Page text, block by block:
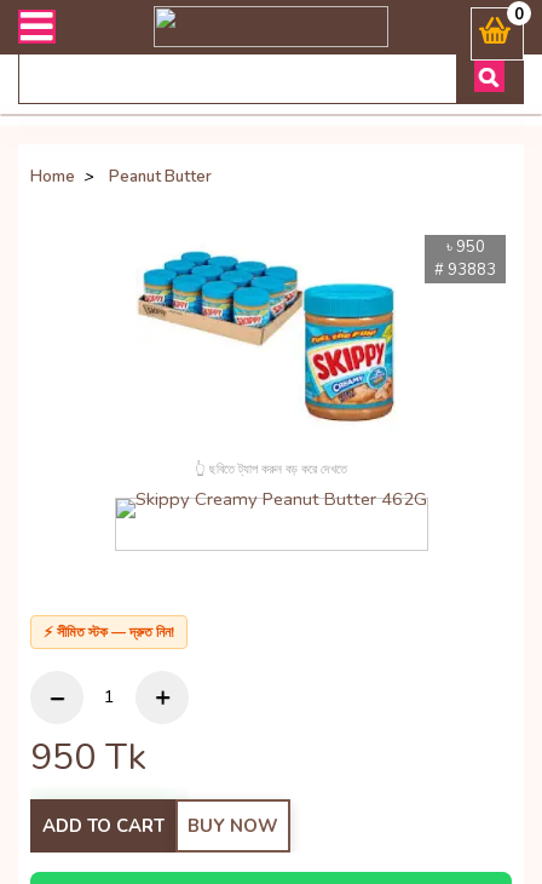
সংক্রান্ত যেকোনো জিজ্ঞাসায় কল করুনঃ ( Whatsapp ) 0
Home > Peanut Butter
৳ 950
# 93883
👆 ছবিতে ট্যাপ করুন বড় করে দেখতে
⚡ সীমিত স্টক — দ্রুত নিন!
950 Tk
ADD TO CART BUY NOW